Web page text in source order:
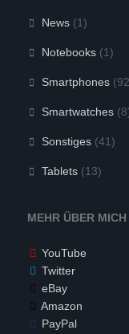
News(1)
Notebooks(1)
Smartphones
Smartwatches
Sonstiges(41)
Tablets(13)
MEHR ÜBER MICH
YouTube
Twitter
eBay
Amazon
PayPal